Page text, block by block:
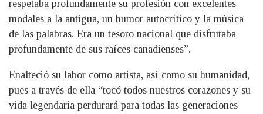
respetaba profundamente su profesión con excelentes
modales a la antigua, un humor autocrítico y la música
de las palabras. Era un tesoro nacional que disfrutaba
profundamente de sus raíces canadienses”.
Enalteció su labor como artista, así como su humanidad,
pues a través de ella “tocó todos nuestros corazones y su
vida legendaria perdurará para todas las generaciones